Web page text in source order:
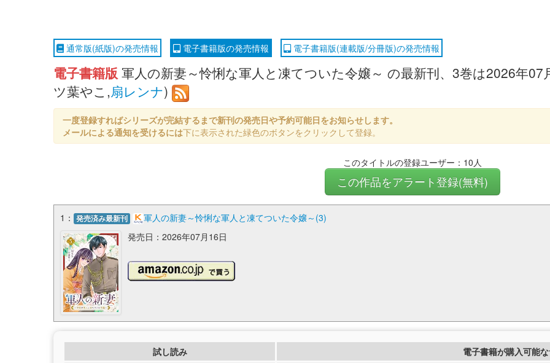
通常版(紙版)の発売情報 電子書籍版の発売情報 電子書籍版(連載版/分冊版)の発売情報
電子書籍版 軍人の新妻～怜悧な軍人と凍てついた令嬢～ の最新刊、3巻は2026年
ツ葉やこ,扇レンナ)
一度登録すればシリーズが完結するまで新刊の発売日や予約可能日をお知らせします。
メールによる通知を受けるには下に表示された緑色のボタンをクリックして登録。
このタイトルの登録ユーザー：10人
この作品をアラート登録(無料)
1： 発売済み最新刊
軍人の新妻～怜悧な軍人と凍てついた令嬢～(3)
発売日：2026年07月16日
試し読み 電子書籍が購入可能